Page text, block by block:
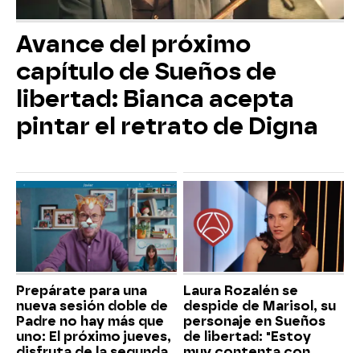
Avance del próximo
capítulo de Sueños de
libertad: Bianca acepta
pintar el retrato de Digna
Prepárate para una
nueva sesión doble de
Padre no hay más que
uno: El próximo jueves,
Laura Rozalén se
despide de Marisol, su
personaje en Sueños
de libertad: "Estoy